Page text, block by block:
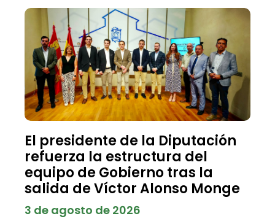
El presidente de la Diputación
refuerza la estructura del
equipo de Gobierno tras la
salida de Víctor Alonso Monge
3 de agosto de 2026